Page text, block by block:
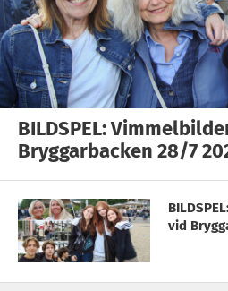
BILDSPEL:
Bryggarbacken 28/7
vid